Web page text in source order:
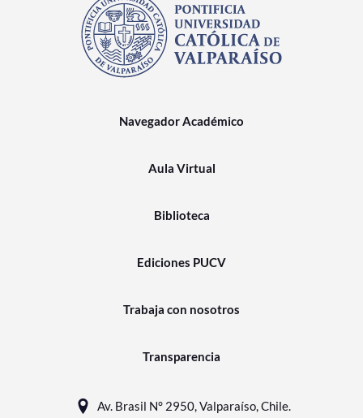
Navegador Académico
Aula Virtual
Biblioteca
Ediciones PUCV
Trabaja con nosotros
Transparencia
Av. Brasil N° 2950, Valparaíso, Chile.